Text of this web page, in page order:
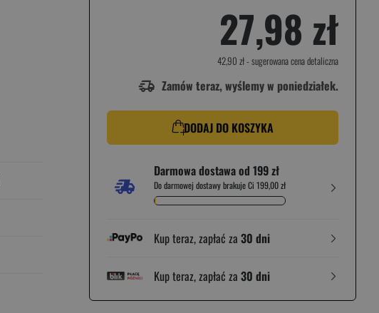
27,98 zł
42,90 zł- sugerowana cena detaliczna
Zamów teraz, wyślemy w poniedziałek.
DODAJ DO KOSZYKA
Darmowa dostawa od 199 zł
Do darmowej dostawy brakuje Ci 199,00 zł
Kup teraz, zapłać za 30 dni
Kup teraz, zapłać za 30 dni